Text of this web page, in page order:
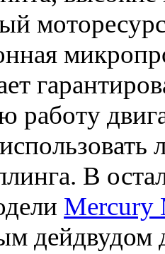
моторесурс
работу
В
Mercury
дейдвудом